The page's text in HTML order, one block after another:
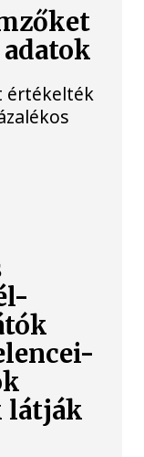
értékelték
látják